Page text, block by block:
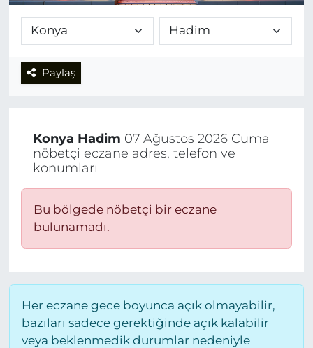
Paylaş
Konya Hadim 07 Ağustos 2026 Cuma
nöbetçi eczane adres, telefon ve
konumları
Bu bölgede nöbetçi bir eczane
bulunamadı.
Her eczane gece boyunca açık olmayabilir,
bazıları sadece gerektiğinde açık kalabilir
veya beklenmedik durumlar nedeniyle